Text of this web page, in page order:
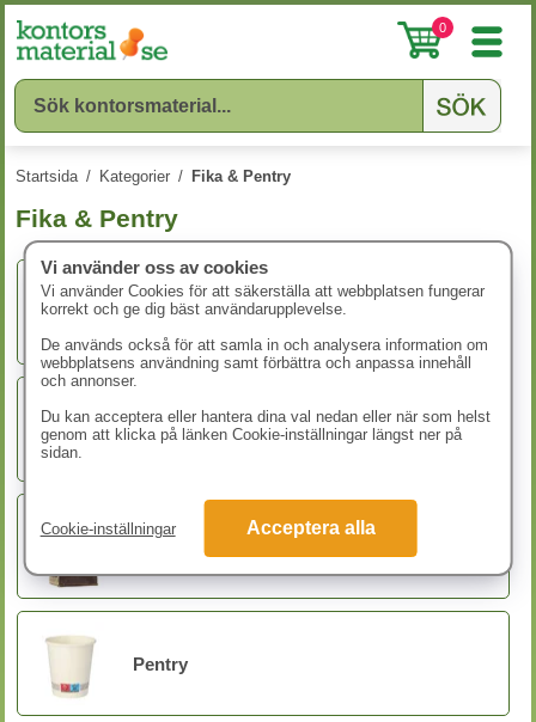
0
Startsida / Kategorier / Fika & Pentry
Fika & Pentry
Drycker
Godis & Kakor
Pentry
Vi använder oss av cookies
Vi använder Cookies för att säkerställa att webbplatsen fungerar
korrekt och ge dig bäst användarupplevelse.
De används också för att samla in och analysera information om
webbplatsens användning samt förbättra och anpassa innehåll
och annonser.
Du kan acceptera eller hantera dina val nedan eller när som helst
genom att klicka på länken Cookie-inställningar längst ner på
sidan.
Cookie-inställningar Acceptera alla